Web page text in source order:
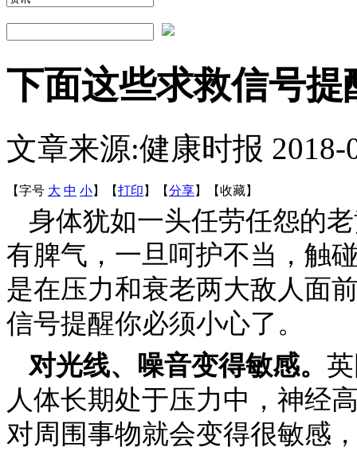
下面这些求救信号
文章来源:健康时报 2018-
【字号 大 中 小】 【打印 】 【分享】 【收藏】
身体犹如一头任劳任怨的
有脾气，一旦呵护不当，触
是在压力和衰老两大敌人面
信号提醒你必须小心了。
对光线、噪音变得敏感。
人体长期处于压力中，神经
对周围事物就会变得很敏感